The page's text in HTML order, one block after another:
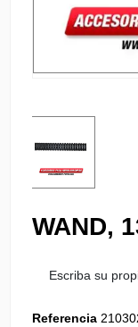
WAND,
Escriba su
Referencia